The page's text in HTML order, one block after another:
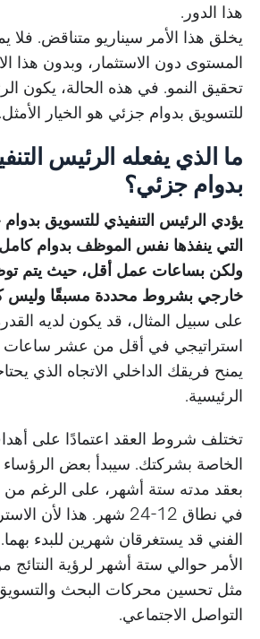
هذا الدور.
يخلق هذا الأمر سيناريو متناقض. فلا
المستوى دون الاستثمار، وبدون هذا
تحقيق النمو. في هذه الحالة، يكون
للتسويق بدوام جزئي هو الخيار الأمثل.
ما الذي يفعله الرئيس
بدوام جزئي؟
يؤدي الرئيس التنفيذي للتسويق
التي ينفذها نفس الموظف بدوام
ولكن بساعات عمل أقل، حيث يتم
خارجي بشروط محددة مسبقًا وليس
على سبيل المثال، قد يكون لديه
استراتيجي في أقل من عشر ساعات
يمنح فريقك الداخلي الاتجاه الذي
الرئيسية.
تختلف شروط العقد اعتمادًا على
الخاصة بشركتك. سيبدأ بعض الرؤساء
بعقد مدته ستة أشهر، على الرغم
في نطاق 12-24 شهر. هذا لأن
الفني قد يستغرقان شهرين للبدء
الأمر حوالي ستة أشهر لرؤية النتائج
مثل تحسين محركات البحث
التواصل الاجتماعي.